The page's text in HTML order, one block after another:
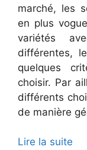
marché, les
en plus
variétés
différentes,
quelques
choisir. Par
différents
de manière
Lire la suite